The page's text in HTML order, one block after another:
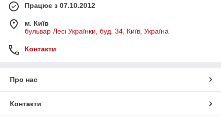
Працює з 07.10.2012
м. Київ
бульвар Лесі Українки, буд. 34, Київ, Україна
Контакти
Про нас
Контакти